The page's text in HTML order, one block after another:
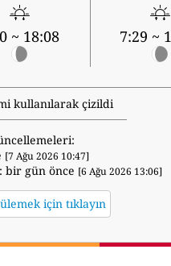
~ 18:08 7:29 ~
kullanılarak çizildi
[7 Ağu 2026 10:47]
: bir gün önce [6 Ağu 2026 13:06]
için tıklayın